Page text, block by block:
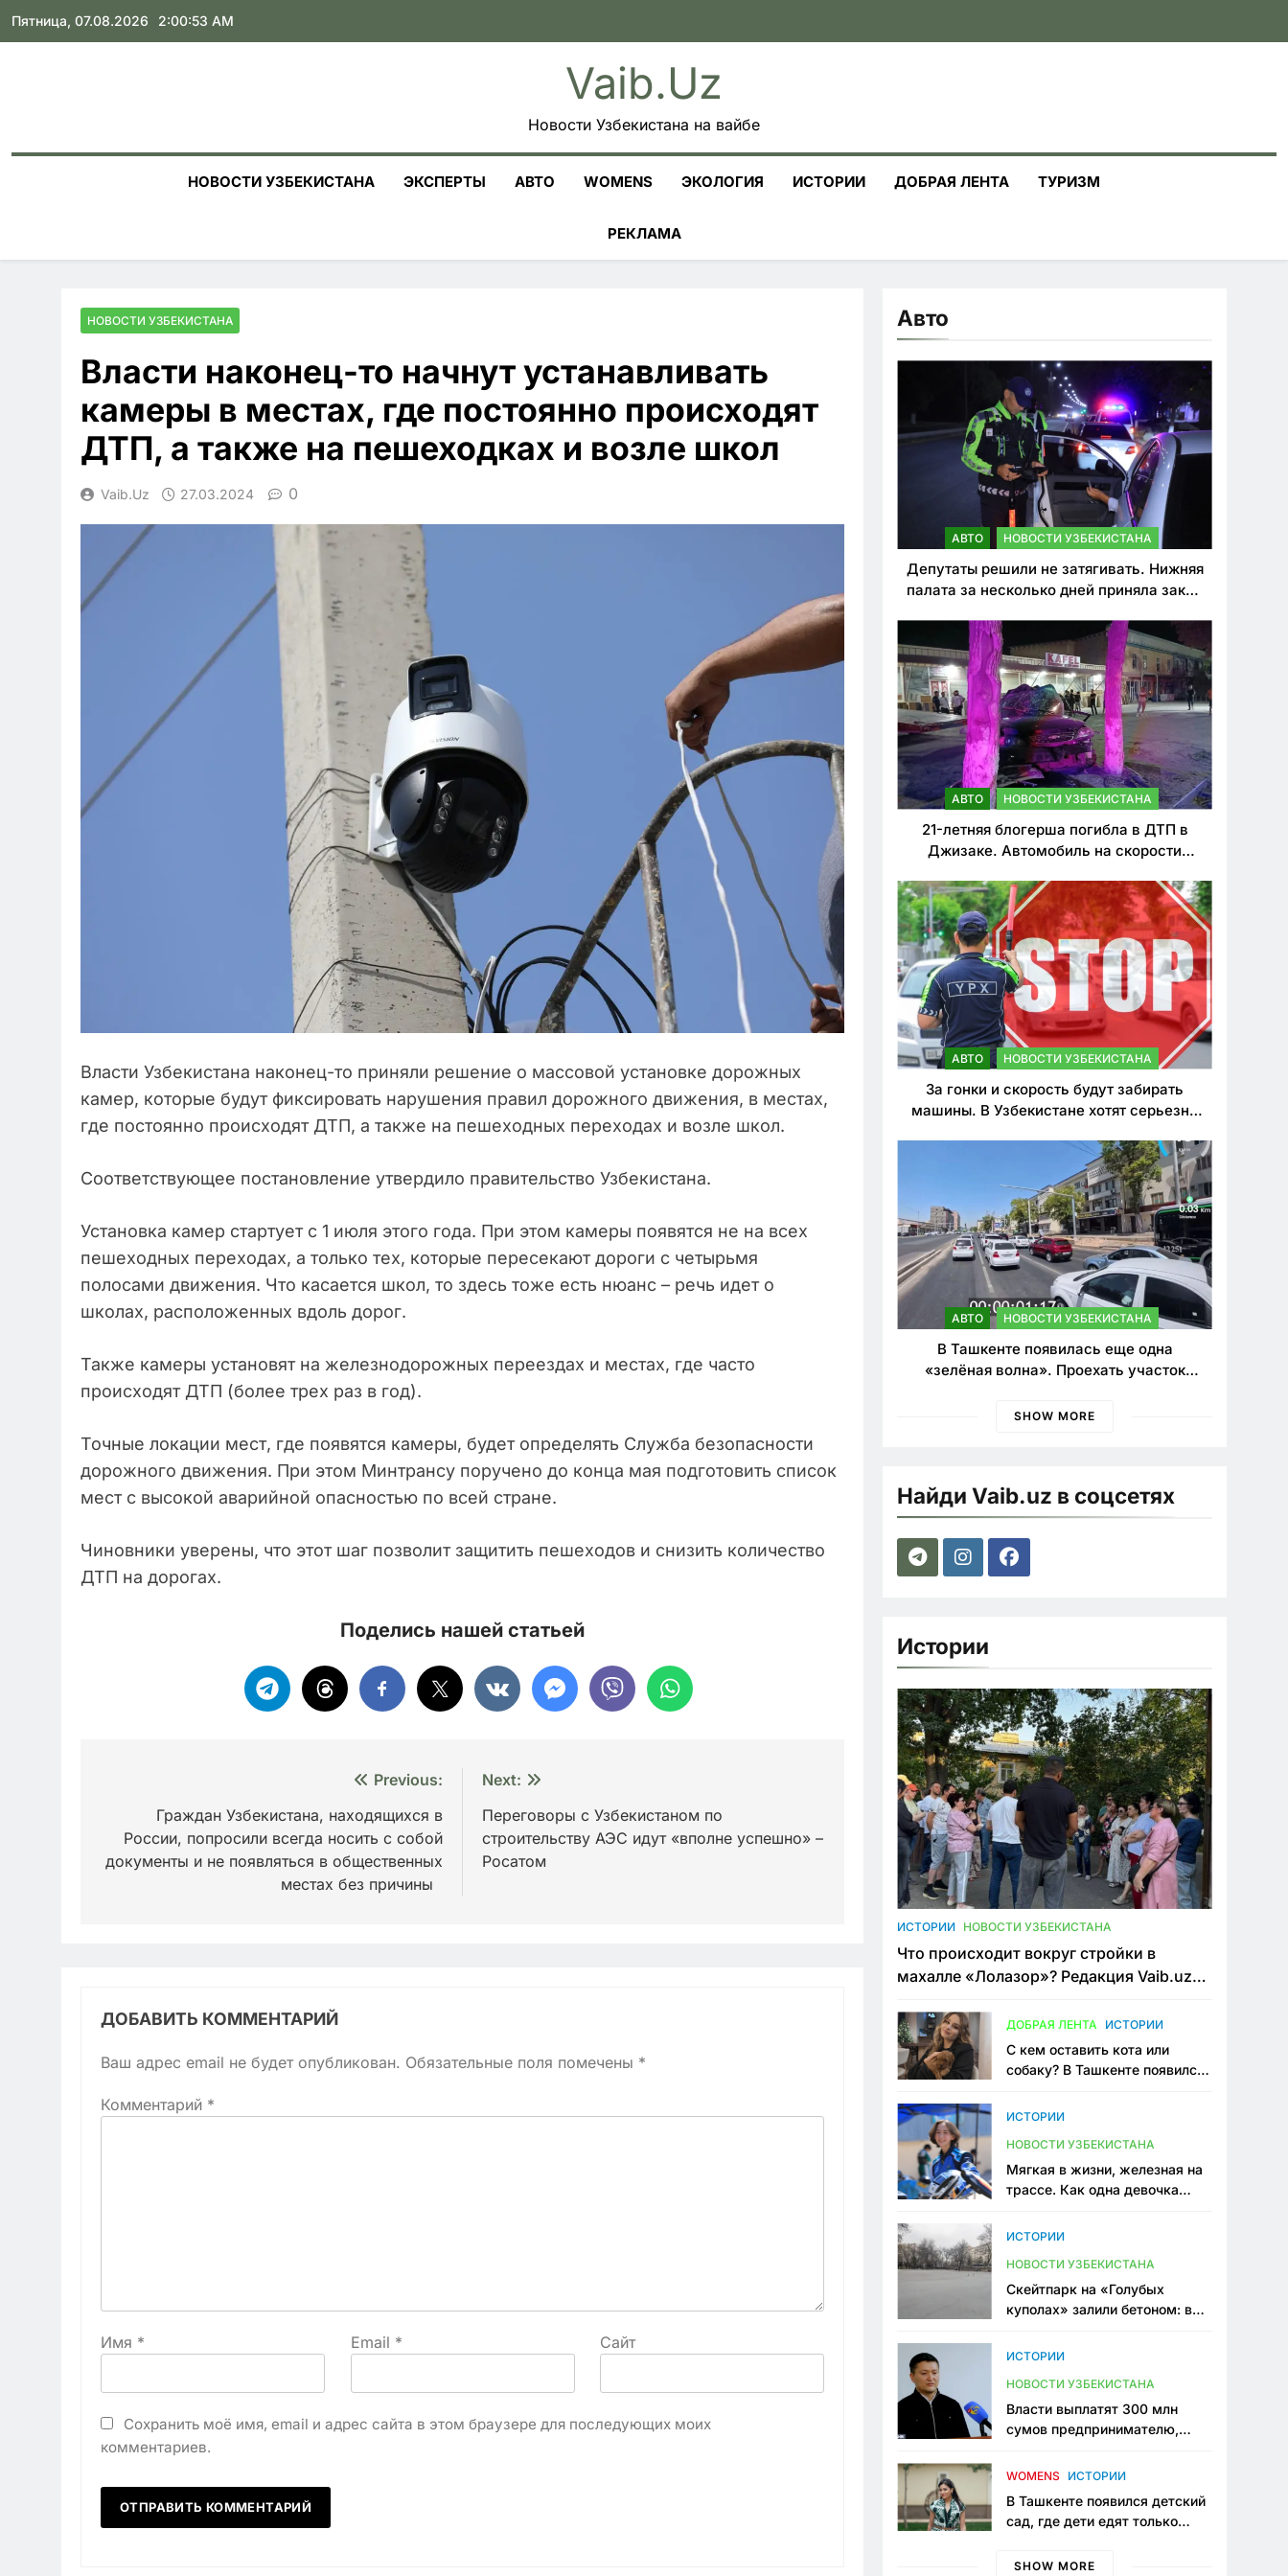
Skip
Пятница, 07.08.2026 2:00:53 AM
Vaib.uz
Новости Узбекистана на вайбе
НОВОСТИ УЗБЕКИСТАНА ЭКСПЕРТЫ АВТО WOMENS ЭКОЛОГИЯ ИСТОРИИ ДОБРАЯ ЛЕНТА ТУРИЗМ
РЕКЛАМА
НОВОСТИ УЗБЕКИСТАНА
Власти наконец-то начнут устанавливать
камеры в местах, где постоянно происходят
ДТП, а также на пешеходках и возле школ
Vaib.uz 27.03.2024 0
Власти Узбекистана наконец-то приняли решение о массовой установке дорожных
камер, которые будут фиксировать нарушения правил дорожного движения, в местах,
где постоянно происходят ДТП, а также на пешеходных переходах и возле школ.
Соответствующее постановление утвердило правительство Узбекистана.
Установка камер стартует с 1 июля этого года. При этом камеры появятся не на всех
пешеходных переходах, а только тех, которые пересекают дороги с четырьмя
полосами движения. Что касается школ, то здесь тоже есть нюанс – речь идет о
школах, расположенных вдоль дорог.
Также камеры установят на железнодорожных переездах и местах, где часто
происходят ДТП (более трех раз в год).
Точные локации мест, где появятся камеры, будет определять Служба безопасности
дорожного движения. При этом Минтрансу поручено до конца мая подготовить список
мест с высокой аварийной опасностью по всей стране.
Чиновники уверены, что этот шаг позволит защитить пешеходов и снизить количество
ДТП на дорогах.
Поделись нашей статьей
записям
Previous:
Граждан Узбекистана, находящихся в
России, попросили всегда носить с собой
документы и не появляться в общественных
местах без причины
Next:
Переговоры с Узбекистаном по
строительству АЭС идут «вполне успешно» –
Росатом
ДОБАВИТЬ КОММЕНТАРИЙ
Ваш адрес email не будет опубликован. Обязательные поля помечены *
Комментарий *
Имя * Email * Сайт
Сохранить моё имя, email и адрес сайта в этом браузере для последующих моих
комментариев.
Авто
АВТО НОВОСТИ УЗБЕКИСТАНА
Депутаты решили не затягивать. Нижняя
палата за несколько дней приняла закон
нарушителей ПДД
АВТО НОВОСТИ УЗБЕКИСТАНА
21-летняя блогерша погибла в ДТП в
Джизаке. Автомобиль на скорости
АВТО НОВОСТИ УЗБЕКИСТАНА
За гонки и скорость будут забирать
машины. В Узбекистане хотят серьезно
АВТО НОВОСТИ УЗБЕКИСТАНА
В Ташкенте появилась еще одна
«зелёная волна». Проехать участок
SHOW MORE
Найди Vaib.uz в соцсетях
Истории
ИСТОРИИ НОВОСТИ УЗБЕКИСТАНА
Что происходит вокруг стройки в
махалле «Лолазор»? Редакция Vaib.uz
конфликта
ДОБРАЯ ЛЕНТА ИСТОРИИ
С кем оставить кота или
собаку? В Ташкенте появился
ИСТОРИИ
НОВОСТИ УЗБЕКИСТАНА
Мягкая в жизни, железная на
трассе. Как одна девочка
Узбекистане
ИСТОРИИ
НОВОСТИ УЗБЕКИСТАНА
Скейтпарк на «Голубых
куполах» залили бетоном: в
одно общественное
ИСТОРИИ
НОВОСТИ УЗБЕКИСТАНА
Власти выплатят 300 млн
сумов предпринимателю,
тюрьме по незаконному
WOMENS ИСТОРИИ
В Ташкенте появился детский
сад, где дети едят только
мама, которая устала просить
SHOW MORE